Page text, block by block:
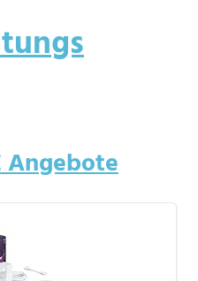
Angebote